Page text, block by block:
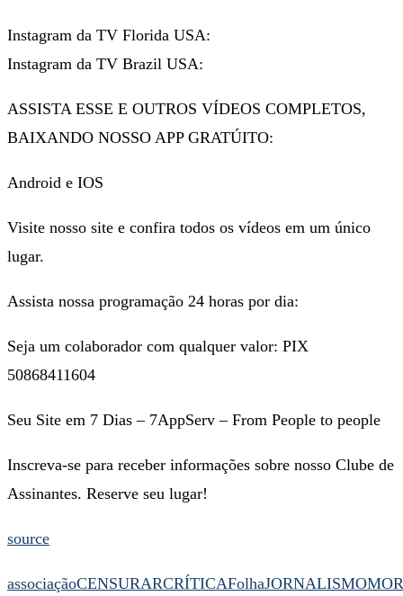
Instagram da TV Florida USA:
Instagram da TV Brazil USA:
ASSISTA ESSE E OUTROS VÍDEOS COMPLETOS,
BAIXANDO NOSSO APP GRATÚITO:
Android e IOS
Visite nosso site e confira todos os vídeos em um único
lugar.
Assista nossa programação 24 horas por dia:
Seja um colaborador com qualquer valor: PIX
50868411604
Seu Site em 7 Dias – 7AppServ – From People to people
Inscreva-se para receber informações sobre nosso Clube de
Assinantes. Reserve seu lugar!
source
associaçãoCENSURARCRÍTICAFolhaJORNALISMO